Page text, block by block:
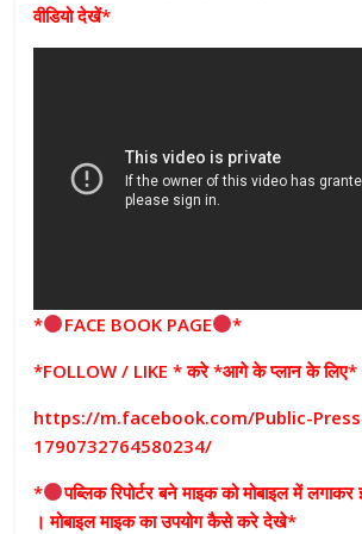
वीडियो देखें*
* FACE BOOK PAGE
*
*FOLLOW / LIKE * करे *आगे के प्लान के लिए*
https://m.facebook.com/Public-
1790732764580234/
*
पब्लिक रिपोर्टर बने माइक को मोबाइल में
। मोबाइल माइक का उपयोग कैसे करे देखे*